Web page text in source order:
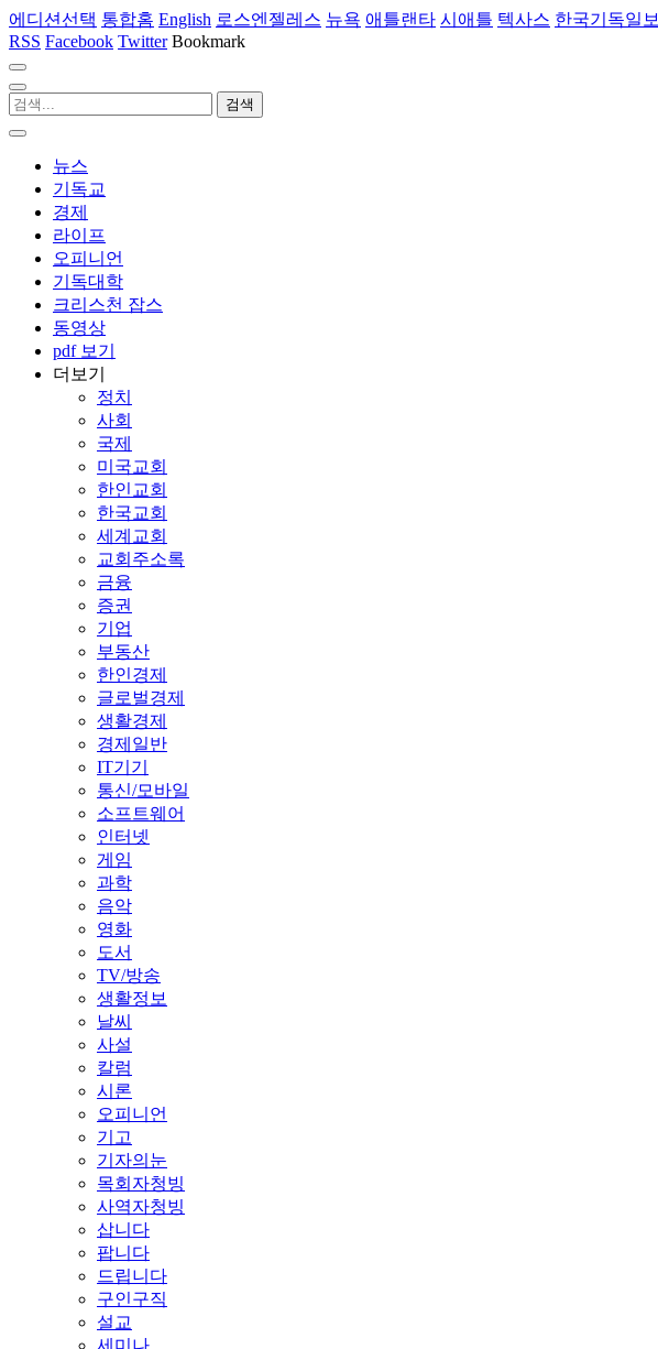
에디션선택 통합홈 English 로스엔젤레스 뉴욕 애틀랜타 시애틀 텍사스 한국기독일보
RSS Facebook Twitter Bookmark
뉴스
기독교
경제
라이프
오피니언
기독대학
크리스천 잡스
동영상
pdf 보기
더보기
정치
사회
국제
미국교회
한인교회
한국교회
세계교회
교회주소록
금융
증권
기업
부동산
한인경제
글로벌경제
생활경제
경제일반
IT기기
통신/모바일
소프트웨어
인터넷
게임
과학
음악
영화
도서
TV/방송
생활정보
날씨
사설
칼럼
시론
오피니언
기고
기자의눈
목회자청빙
사역자청빙
삽니다
팝니다
드립니다
구인구직
설교
세미나